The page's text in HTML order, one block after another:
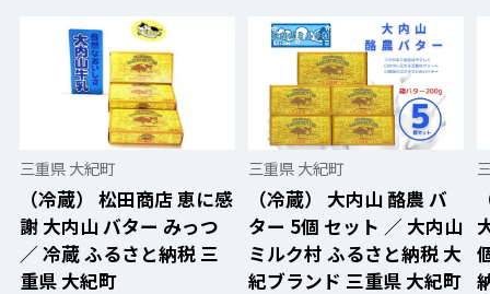
三重県 大紀町
（冷蔵） 松田商店 恵に感
謝 大内山 バター みっつ
／ 冷蔵 ふるさと納税 三
重県 大紀町
三重県 大紀町
（冷蔵） 大内山 酪農 バ
ター 5個 セット ／ 大内山
ミルク村 ふるさと納税 大
紀ブランド 三重県 大紀町